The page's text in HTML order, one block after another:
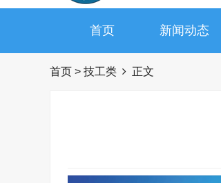
首页 新闻动态
首页 > 技工类 正文